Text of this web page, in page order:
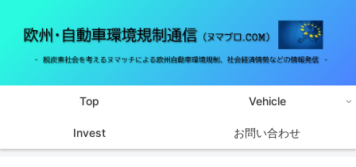
Top Vehicle
Invest お問い合わせ